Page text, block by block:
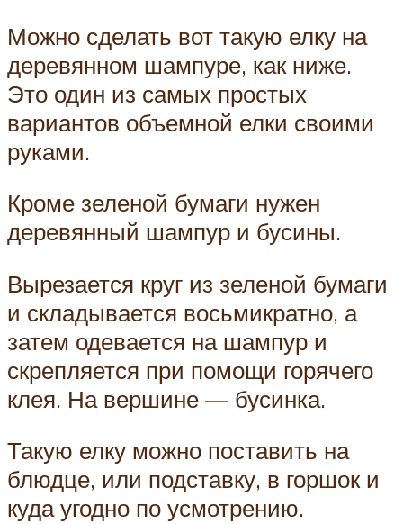
Можно сделать вот такую елку на
деревянном шампуре, как ниже.
Это один из самых простых
вариантов объемной елки своими
руками.
Кроме зеленой бумаги нужен
деревянный шампур и бусины.
Вырезается круг из зеленой бумаги
и складывается восьмикратно, а
затем одевается на шампур и
скрепляется при помощи горячего
клея. На вершине — бусинка.
Такую елку можно поставить на
блюдце, или подставку, в горшок и
куда угодно по усмотрению.